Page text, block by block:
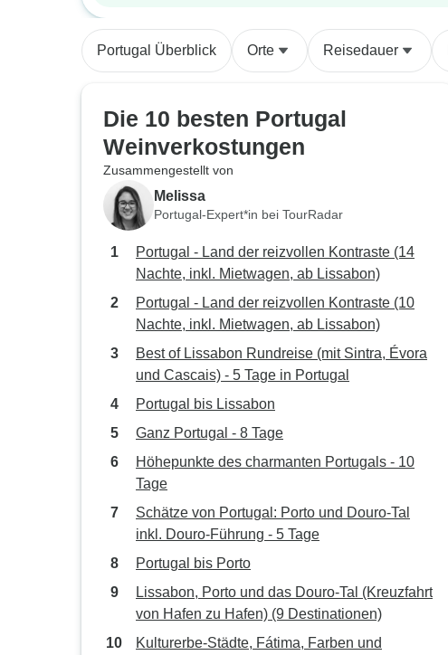
Portugal Überblick Orte Reisedauer
Die 10 besten Portugal
Weinverkostungen
Zusammengestellt von
Melissa
Portugal-Expert*in bei TourRadar
Portugal - Land der reizvollen Kontraste (14
Nachte, inkl. Mietwagen, ab Lissabon)
Portugal - Land der reizvollen Kontraste (10
Nachte, inkl. Mietwagen, ab Lissabon)
Best of Lissabon Rundreise (mit Sintra, Évora
und Cascais) - 5 Tage in Portugal
Portugal bis Lissabon
Ganz Portugal - 8 Tage
Höhepunkte des charmanten Portugals - 10
Tage
Schätze von Portugal: Porto und Douro-Tal
inkl. Douro-Führung - 5 Tage
Portugal bis Porto
Lissabon, Porto und das Douro-Tal (Kreuzfahrt
von Hafen zu Hafen) (9 Destinationen)
Kulturerbe-Städte, Fátima, Farben und